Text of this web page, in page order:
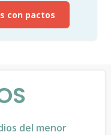
con pactos
del menor